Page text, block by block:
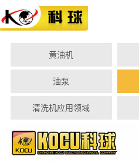
黄油机
油泵
清洗机应用领域